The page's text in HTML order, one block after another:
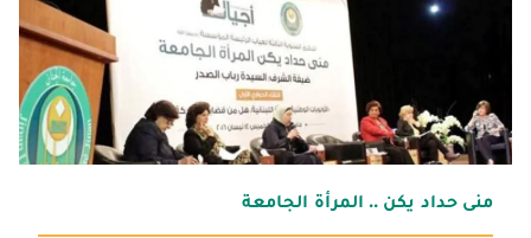
منى حداد يكن .. المرأة الجامعة